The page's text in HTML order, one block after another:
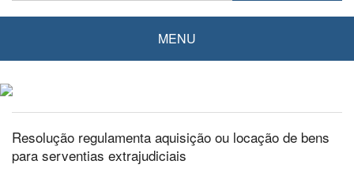
MENU
Resolução regulamenta aquisição ou locação de bens
para serventias extrajudiciais